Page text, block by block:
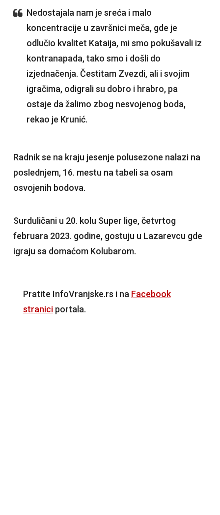
Nedostajala nam je sreća i malo
koncentracije u završnici meča, gde je
odlučio kvalitet Kataija, mi smo pokušavali iz
kontranapada, tako smo i došli do
izjednačenja. Čestitam Zvezdi, ali i svojim
igračima, odigrali su dobro i hrabro, pa
ostaje da žalimo zbog nesvojenog boda,
rekao je Krunić.
Radnik se na kraju jesenje polusezone nalazi na
poslednjem, 16. mestu na tabeli sa osam
osvojenih bodova.
Surduličani u 20. kolu Super lige, četvrtog
februara 2023. godine, gostuju u Lazarevcu gde
igraju sa domaćom Kolubarom.
Pratite InfoVranjske.rs i na Facebook
straniciportala.